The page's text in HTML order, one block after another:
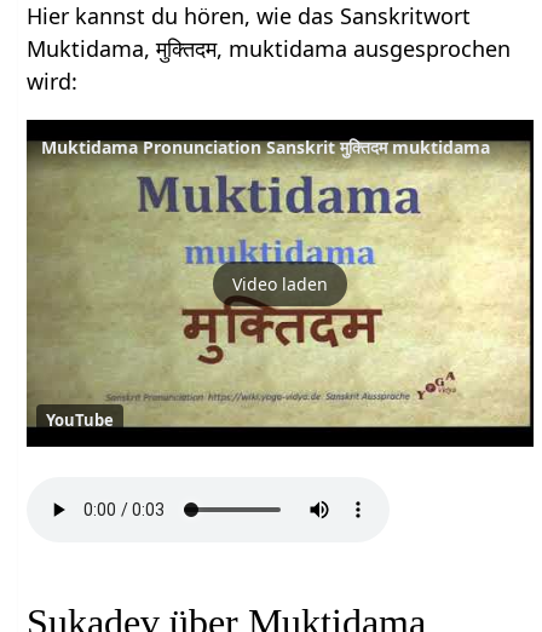
Hier kannst du hören, wie das Sanskritwort
Muktidama, मुक्तिदम, muktidama ausgesprochen
wird:
Muktidama Pronunciation Sanskrit मुक्तिदम muktidama
Video laden
YouTube
Sukadev über Muktidama